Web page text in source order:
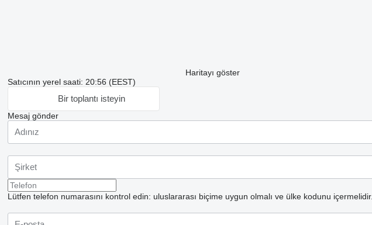
Haritayı göster
Satıcının yerel saati: 20:56 (EEST)
Bir toplantı isteyin
Mesaj gönder
Lütfen telefon numarasını kontrol edin: uluslararası biçime uygun olmalı ve ülke kodunu içermelidir.